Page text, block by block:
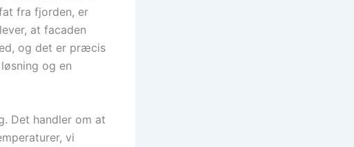
fra fjorden, er
at facaden
og det er præcis
og en
Det handler om at
vi